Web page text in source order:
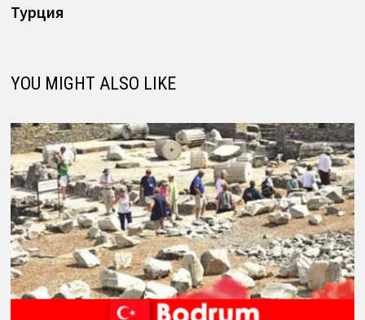
Турция
YOU MIGHT ALSO LIKE